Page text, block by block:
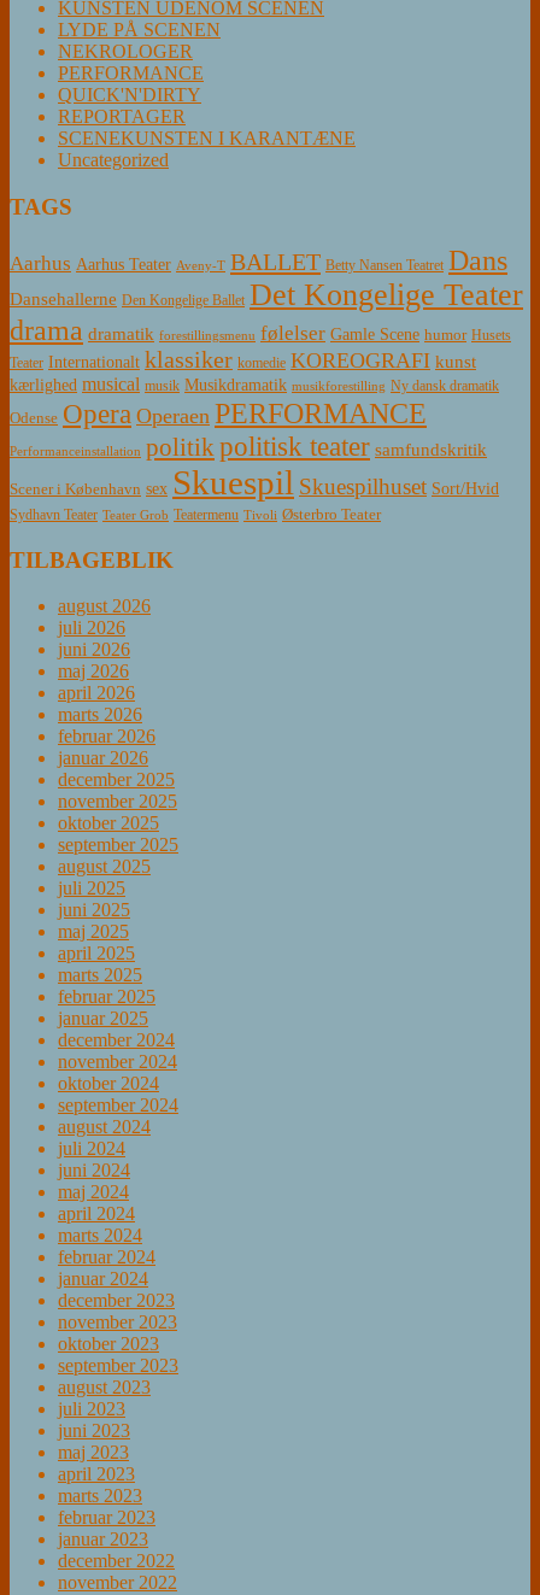
KUNSTEN UDENOM SCENEN
LYDE PÅ SCENEN
NEKROLOGER
PERFORMANCE
QUICK'N'DIRTY
REPORTAGER
SCENEKUNSTEN I KARANTÆNE
Uncategorized
TAGS
Aarhus Aarhus Teater Aveny-T BALLET Betty Nansen Teatret Dans
Dansehallerne Den Kongelige Ballet Det Kongelige Teater
drama dramatik forestillingsmenu følelser Gamle Scene humor Husets
Teater Internationalt klassiker komedie KOREOGRAFI kunst
kærlighed musical musik Musikdramatik musikforestilling Ny dansk dramatik
Odense Opera Operaen PERFORMANCE
Performanceinstallation politikpolitisk teater samfundskritik
Scener i København sex Skuespil Skuespilhuset Sort/Hvid
Sydhavn Teater Teater Grob Teatermenu Tivoli Østerbro Teater
TILBAGEBLIK
august 2026
juli 2026
juni 2026
maj 2026
april 2026
marts 2026
februar 2026
januar 2026
december 2025
november 2025
oktober 2025
september 2025
august 2025
juli 2025
juni 2025
maj 2025
april 2025
marts 2025
februar 2025
januar 2025
december 2024
november 2024
oktober 2024
september 2024
august 2024
juli 2024
juni 2024
maj 2024
april 2024
marts 2024
februar 2024
januar 2024
december 2023
november 2023
oktober 2023
september 2023
august 2023
juli 2023
juni 2023
maj 2023
april 2023
marts 2023
februar 2023
januar 2023
december 2022
november 2022